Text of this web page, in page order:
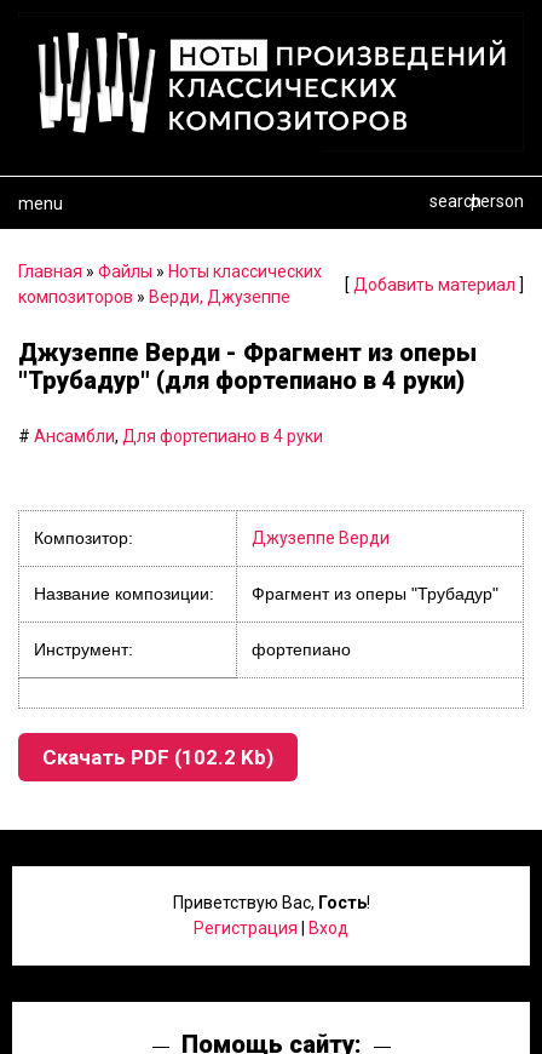
menu person
search
Главная » Файлы » Ноты классических
композиторов » Верди, Джузеппе
[ Добавить материал ]
Джузеппе Верди - Фрагмент из оперы
"Трубадур" (для фортепиано в 4 руки)
# Ансамбли, Для фортепиано в 4 руки
Композитор: Джузеппе Верди
Название композиции: Фрагмент из оперы "Трубадур"
Инструмент: фортепиано
Скачать PDF (102.2 Kb)
Приветствую Вас, Гость!
Регистрация
Вход
Помощь сайту: